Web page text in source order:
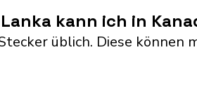
kann ich in
üblich. Diese